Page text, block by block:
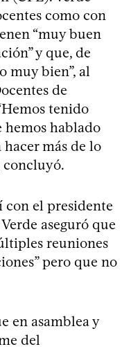
como con
“muy buen
y que, de
muy bien”, al
de
tenido
hemos hablado
hacer más de lo
concluyó.
con el presidente
aseguró que
reuniones
pero que no
en asamblea y
del